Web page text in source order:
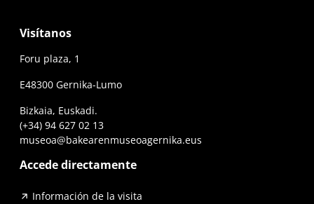
Visítanos
Foru plaza, 1
E48300 Gernika-Lumo
Bizkaia, Euskadi.
(+34) 94 627 02 13
museoa@bakearenmuseoagernika.eus
Accede directamente
Información de la visita